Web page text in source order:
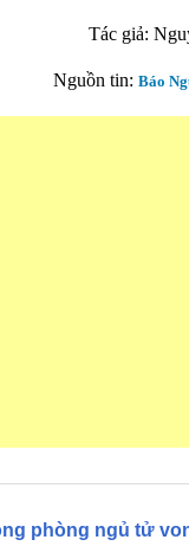
Tác giả:
Nguồn tin: Báo
phòng ngủ tử